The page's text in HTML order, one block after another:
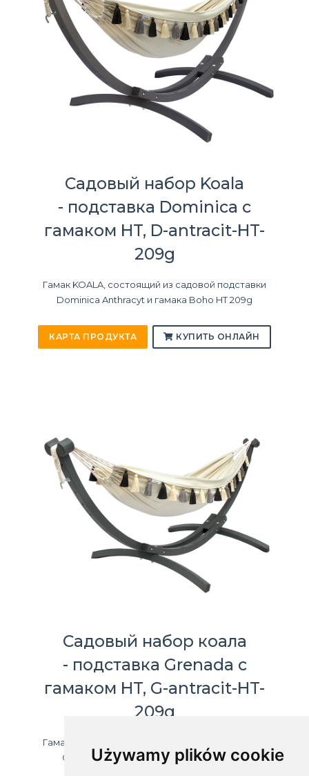
Używamy plików cookie
Садовый набор Koala
- подставка Dominica с
гамаком HT, D-antracit-HT-
209g
Гамак KOALA, состоящий из садовой подставки
Dominica Anthracyt и гамака Boho HT 209g
КАРТА ПРОДУКТА КУПИТЬ ОНЛАЙН
Садовый набор коала
- подставка Grenada с
гамаком HT, G-antracit-HT-
209g
Гамак KOALA, состоящий из садовой подставки
Grenada Anthracite и гамака Boho HT 10